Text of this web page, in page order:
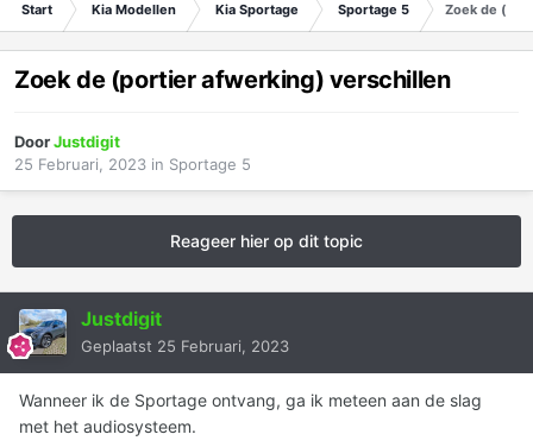
Start Kia Modellen Kia Sportage Sportage 5 Zoek de
Zoek de (portier afwerking) verschillen
DoorJustdigit
25 Februari, 2023 in Sportage 5
Reageer hier op dit topic
Justdigit
Geplaatst 25 Februari, 2023
Wanneer ik de Sportage ontvang, ga ik meteen aan de slag
met het audiosysteem.